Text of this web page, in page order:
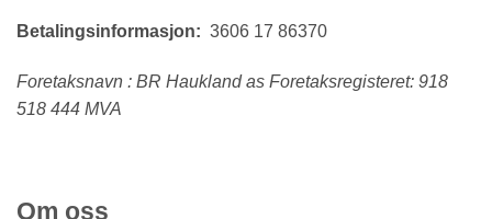
Betalingsinformasjon: 3606 17 86370
Foretaksnavn : BR Haukland as Foretaksregisteret: 918
518 444 MVA
Om oss